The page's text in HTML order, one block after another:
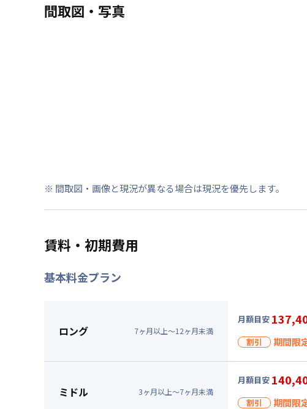
間取図・写真
※ 間取図・画像と現況が異なる場合は現況を優先します。
賃料・初期費用
基本料金プラン
ロング 7ヶ月以上～12ヶ月未満
月額目安
割引 期間限
入居開始日
ミドル 3ヶ月以上～7ヶ月未満
月額目安
割引 期間限